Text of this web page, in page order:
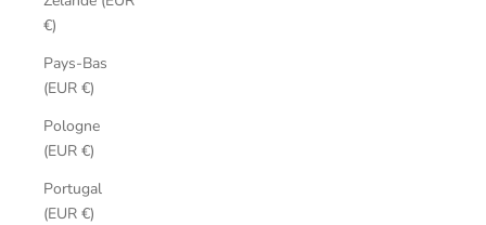
€)
Pays-Bas
(EUR €)
Pologne
(EUR €)
Portugal
(EUR €)